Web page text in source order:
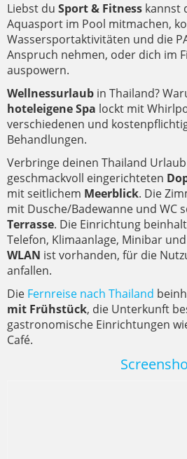
Liebst du Sport & Fitness kannst
Aquasport im Pool mitmachen,
Wassersportaktivitäten und die
Anspruch nehmen, oder dich im
auspowern.
Wellnessurlaub in Thailand?
hoteleigene Spa lockt mit
verschiedenen und
Behandlungen.
Verbringe deinen Thailand
geschmackvoll eingerichteten
mit seitlichem Meerblick. Die
mit Dusche/Badewanne und WC
Terrasse. Die Einrichtung
Telefon, Klimaanlage, Minibar
WLAN ist vorhanden, für die
anfallen.
Die Fernreise nach Thailand
mit Frühstück, die Unterkunft
gastronomische Einrichtungen
Café.